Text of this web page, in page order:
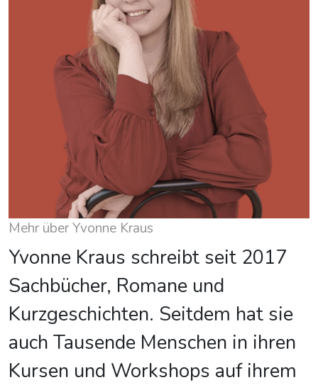
Mehr über Yvonne Kraus
Yvonne Kraus schreibt seit 2017
Sachbücher, Romane und
Kurzgeschichten. Seitdem hat sie
auch Tausende Menschen in ihren
Kursen und Workshops auf ihrem